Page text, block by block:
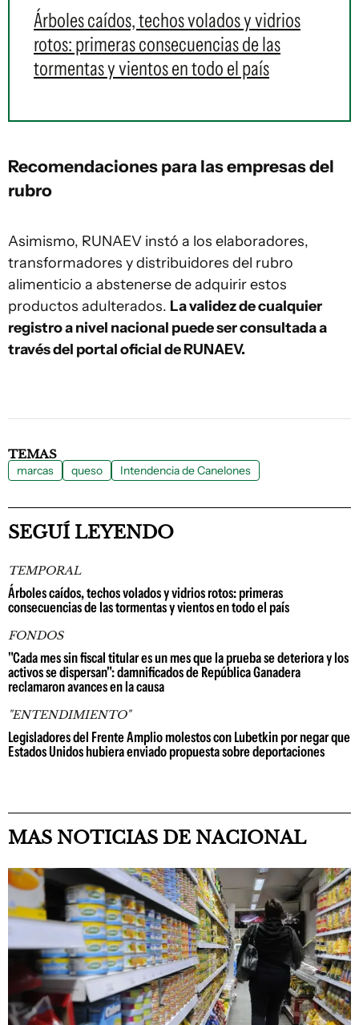
Árboles caídos, techos volados y vidrios
rotos: primeras consecuencias de las
tormentas y vientos en todo el país
Recomendaciones para las empresas del
rubro
Asimismo, RUNAEV instó a los elaboradores,
transformadores y distribuidores del rubro
alimenticio a abstenerse de adquirir estos
productos adulterados. La validez de cualquier
registro a nivel nacional puede ser consultada a
través del portal oficial de RUNAEV.
TEMAS
marcas queso Intendencia de Canelones
SEGUÍ LEYENDO
TEMPORAL
Árboles caídos, techos volados y vidrios rotos: primeras
consecuencias de las tormentas y vientos en todo el país
FONDOS
"Cada mes sin fiscal titular es un mes que la prueba se deteriora y los
activos se dispersan": damnificados de República Ganadera
reclamaron avances en la causa
"ENTENDIMIENTO"
Legisladores del Frente Amplio molestos con Lubetkin por negar que
Estados Unidos hubiera enviado propuesta sobre deportaciones
MAS NOTICIAS DE NACIONAL